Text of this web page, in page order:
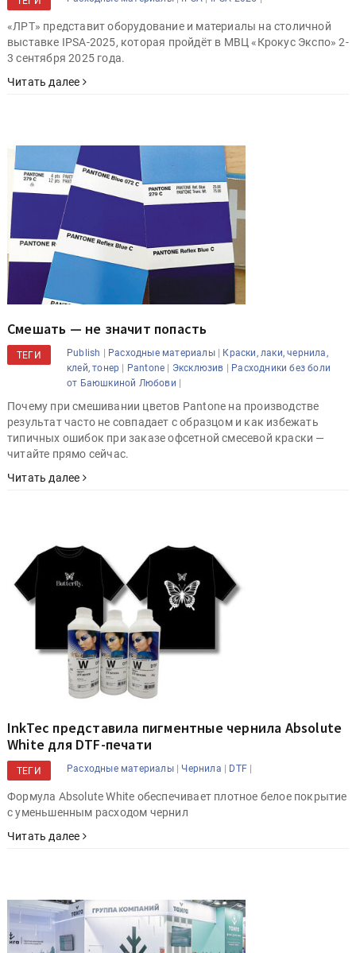
«ЛРТ» представит оборудование и материалы на столичной
выставке IPSA-2025, которая пройдёт в МВЦ «Крокус Экспо» 2-
3 сентября 2025 года.
Читать далее
Смешать — не значит попасть
ТЕГИ Publish | Расходные материалы| Краски, лаки, чернила,
клей, тонер | Pantone | Эксклюзив | Расходники без боли
от Баюшкиной Любови |
Почему при смешивании цветов Pantone на производстве
результат часто не совпадает с образцом и как избежать
типичных ошибок при заказе офсетной смесевой краски —
читайте прямо сейчас.
Читать далее
InkTec представила пигментные чернила Absolute
White для DTF-печати
ТЕГИ Расходные материалы| Чернила | DTF |
Формула Absolute White обеспечивает плотное белое покрытие
с уменьшенным расходом чернил
Читать далее